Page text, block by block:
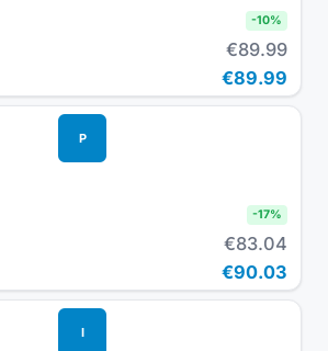
-10%
€89.99
€89.99
P
-17%
€83.04
€90.03
I